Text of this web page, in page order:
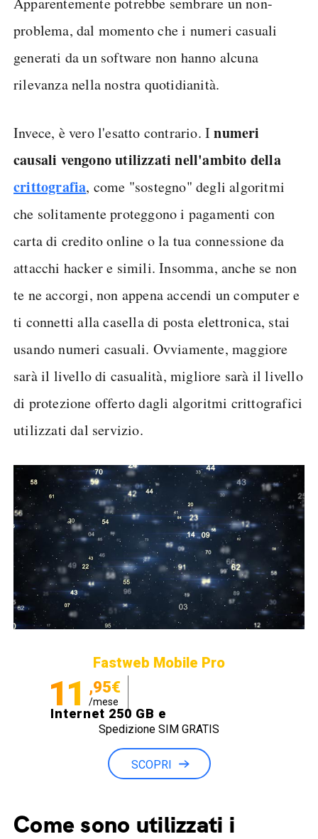
problema, dal momento che i numeri casuali
generati da un software non hanno alcuna
rilevanza nella nostra quotidianità.
Invece, è vero l'esatto contrario. Inumeri
causali vengono utilizzati nell'ambito della
crittografia, come "sostegno" degli algoritmi
che solitamente proteggono i pagamenti con
carta di credito online o la tua connessione da
attacchi hacker e simili. Insomma, anche se non
te ne accorgi, non appena accendi un computer e
ti connetti alla casella di posta elettronica, stai
usando numeri casuali. Ovviamente, maggiore
sarà il livello di casualità, migliore sarà il livello
di protezione offerto dagli algoritmi crittografici
utilizzati dal servizio.
Fastweb Mobile Pro
11 ,95€
/mese
Internet 250 GB e
Minuti illimitati
Spedizione SIM GRATIS
SCOPRI
Come sono utilizzati i